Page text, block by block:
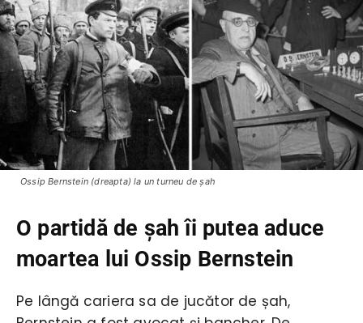
Ossip Bernstein (dreapta) la un turneu de şah
O partidă de şah îi putea aduce
moartea lui Ossip Bernstein
Pe lângă cariera sa de jucător de șah,